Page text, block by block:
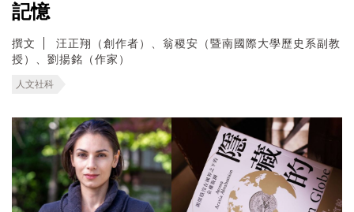
記憶
撰文
汪正翔（創作者）、翁稷安（暨南國際大學歷史系副教
授）、劉揚銘（作家）
人文社科